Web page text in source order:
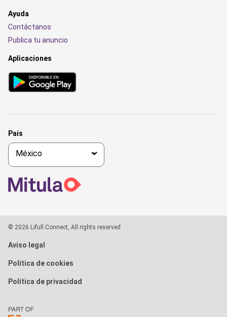
Ayuda
Contáctanos
Publica tu anuncio
Aplicaciones
País
© 2026 Lifull Connect, All rights reserved
Aviso legal
Política de cookies
Política de privacidad